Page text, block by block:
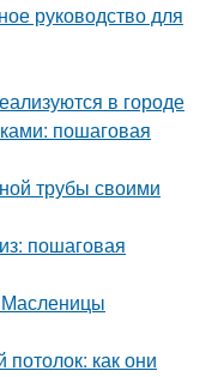
руководство для
в городе
пошаговая
трубы своими
пошаговая
Масленицы
как они